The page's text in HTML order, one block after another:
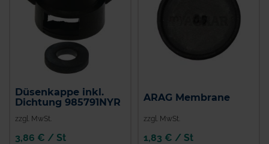
Düsenkappe inkl.
Dichtung 985791NYR
zzgl. MwSt.
3,86 € / St
ARAG Membrane
zzgl. MwSt.
1,83 € / St